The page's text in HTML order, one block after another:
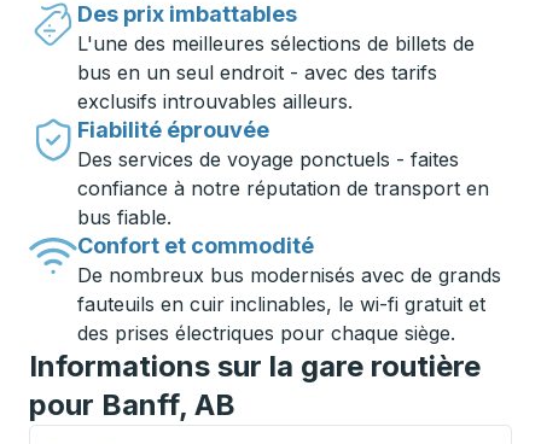
Des prix imbattables
L'une des meilleures sélections de billets de
bus en un seul endroit - avec des tarifs
exclusifs introuvables ailleurs.
Fiabilité éprouvée
Des services de voyage ponctuels - faites
confiance à notre réputation de transport en
bus fiable.
Confort et commodité
De nombreux bus modernisés avec de grands
fauteuils en cuir inclinables, le wi-fi gratuit et
des prises électriques pour chaque siège.
Informations sur la gare routière
pour Banff, AB